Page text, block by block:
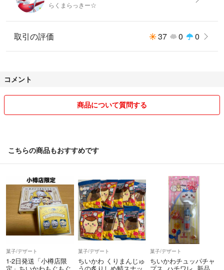
らくまらっきー☆
取引の評価 37 0 0
コメント
商品について質問する
こちらの商品もおすすめです
菓子/デザート
1-2日発送「小樽店限
菓子/デザート
ちいかわ くりまんじゅ
菓子/デザート
ちいかわチュッパチャ